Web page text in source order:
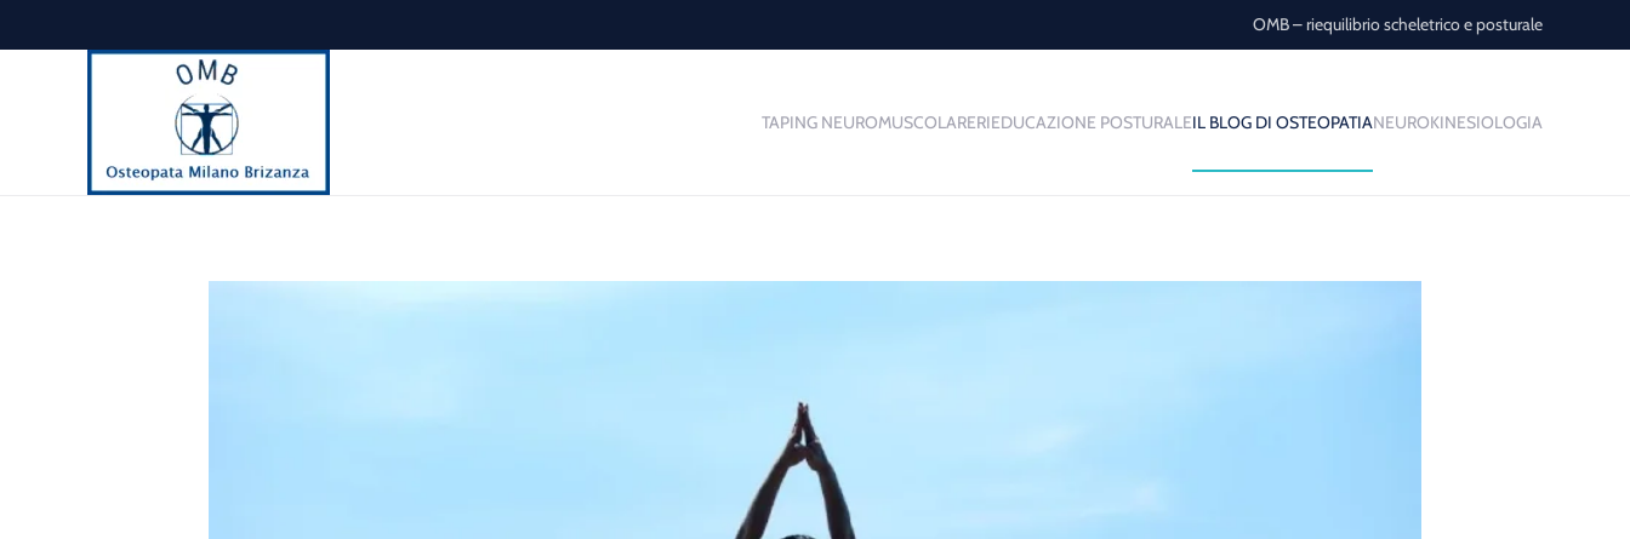
Passa al contenuto principale
OMB – riequilibrio scheletrico e posturale
TAPING NEUROMUSCOLARERIEDUCAZIONE POSTURALEIL BLOG DI OSTEOPATIANEUROKINESIOLOGIA